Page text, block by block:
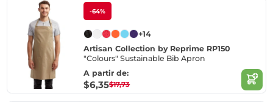
-64%
+14
Artisan Collection by Reprime RP150
"Colours" Sustainable Bib Apron
A partir de:
$6,35$17,73